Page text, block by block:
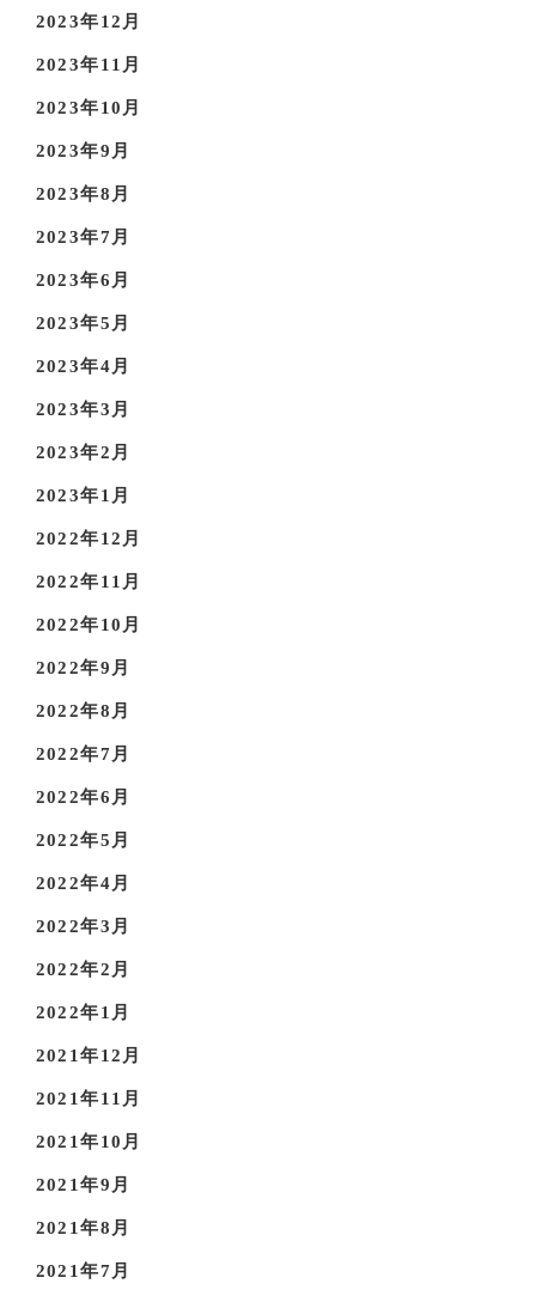
2023年12月
2023年11月
2023年10月
2023年9月
2023年8月
2023年7月
2023年6月
2023年5月
2023年4月
2023年3月
2023年2月
2023年1月
2022年12月
2022年11月
2022年10月
2022年9月
2022年8月
2022年7月
2022年6月
2022年5月
2022年4月
2022年3月
2022年2月
2022年1月
2021年12月
2021年11月
2021年10月
2021年9月
2021年8月
2021年7月